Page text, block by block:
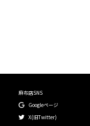
麻布店SNS
Googleページ
X(旧Twitter)